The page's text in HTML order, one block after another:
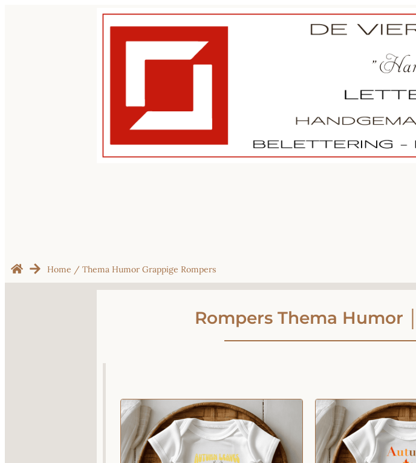
Home / Thema Humor Grappige Rompers
Rompers Thema Humor